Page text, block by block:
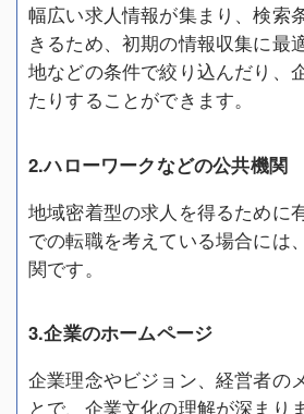
幅広い求人情報が集まり、検索
きるため、初期の情報収集に最
地などの条件で絞り込んだり、
たりすることができます。
2.ハローワークなどの公共機関
地域密着型の求人を得るために
での転職を考えている場合には
関です。
3.企業のホームページ
企業理念やビジョン、経営者の
とで、企業文化の理解が深まり